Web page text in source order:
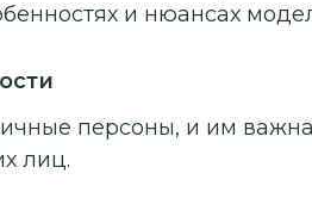
и нюансах
персоны, и им
лиц.